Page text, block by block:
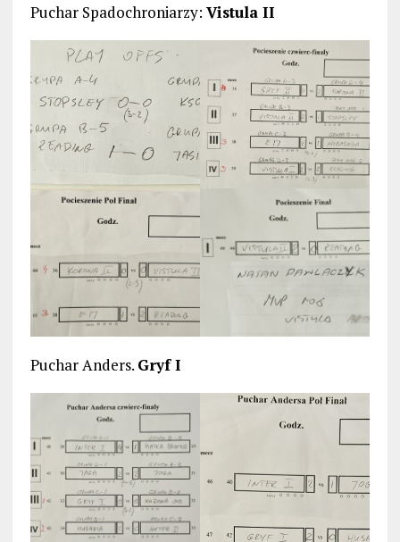
Puchar Spadochroniarzy: Vistula II
Puchar Anders. Gryf I